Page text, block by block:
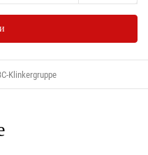
Klinkergruppe